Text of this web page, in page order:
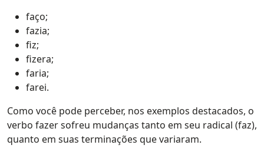
faço;
fazia;
fiz;
fizera;
faria;
farei.
Como você pode perceber, nos exemplos destacados, o
verbo fazer sofreu mudanças tanto em seu radical (faz),
quanto em suas terminações que variaram.